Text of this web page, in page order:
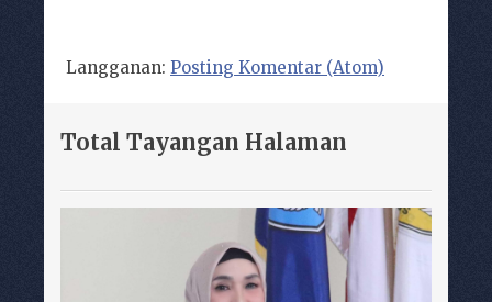
Langganan: Posting Komentar (Atom)
Total Tayangan Halaman